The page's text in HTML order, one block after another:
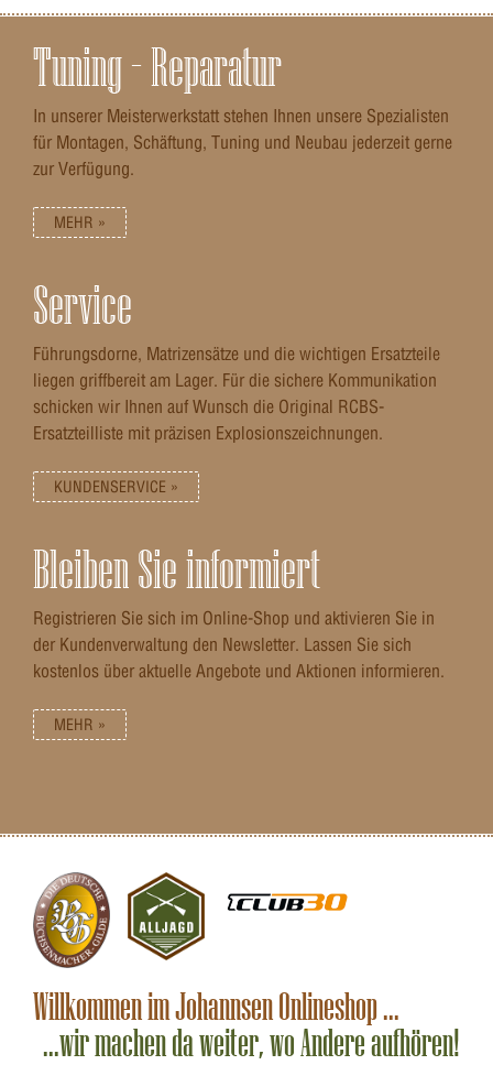
Tuning – Reparatur
In unserer Meisterwerkstatt stehen Ihnen unsere Spezialisten
für Montagen, Schäftung, Tuning und Neubau jederzeit gerne
zur Verfügung.
MEHR »
Service
Führungsdorne, Matrizensätze und die wichtigen Ersatzteile
liegen griffbereit am Lager. Für die sichere Kommunikation
schicken wir Ihnen auf Wunsch die Original RCBS-
Ersatzteilliste mit präzisen Explosionszeichnungen.
KUNDENSERVICE »
Bleiben Sie informiert
Registrieren Sie sich im Online-Shop und aktivieren Sie in
der Kundenverwaltung den Newsletter. Lassen Sie sich
kostenlos über aktuelle Angebote und Aktionen informieren.
MEHR »
Willkommen im Johannsen Onlineshop ...
...wir machen da weiter, wo Andere aufhören!